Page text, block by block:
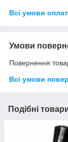
Всі умови
Умови
Повернення
Всі умови
Подібні